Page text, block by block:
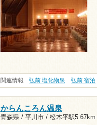
関連情報 弘前 塩化物泉 弘前 宿泊
からんころん温泉
青森県 / 平川市 / 松木平駅5.67km